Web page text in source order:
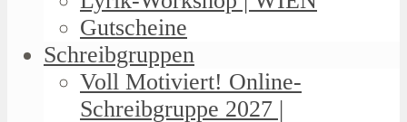
Gutscheine
Schreibgruppen
Voll Motiviert! Online-
Schreibgruppe 2027 |